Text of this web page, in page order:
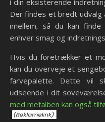
i din eksisterende
Der findes et bredt
imellem, så du kan
enhver smag og
Hvis du foretrækker et
kan du overveje et
farvepalette. Dette vil
udseende i dit
med metalben kan også